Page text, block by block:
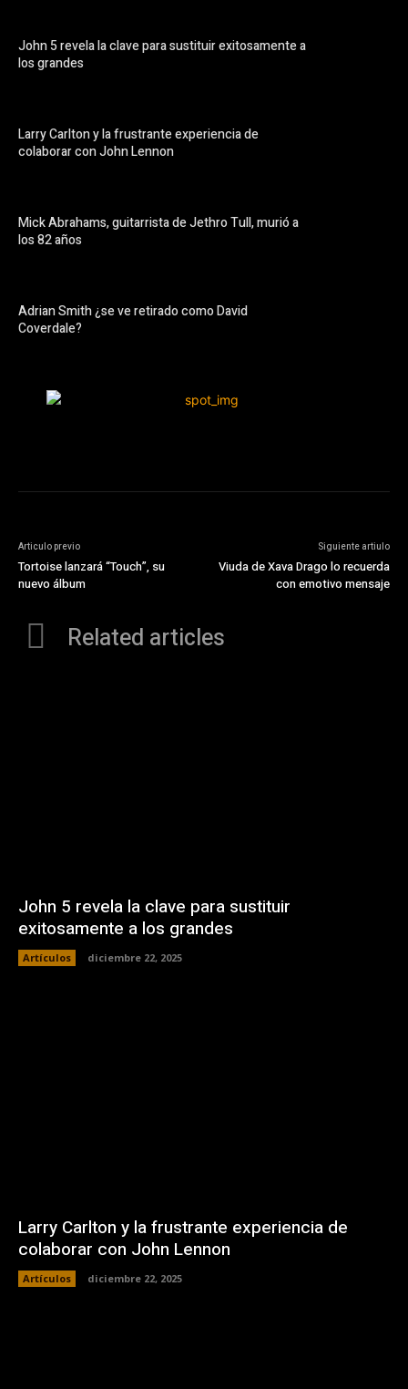
John 5 revela la clave para sustituir exitosamente a
los grandes
Larry Carlton y la frustrante experiencia de
colaborar con John Lennon
Mick Abrahams, guitarrista de Jethro Tull, murió a
los 82 años
Adrian Smith ¿se ve retirado como David
Coverdale?
Articulo previo
Tortoise lanzará “Touch”, su
nuevo álbum
Siguiente artiulo
Viuda de Xava Drago lo recuerda
con emotivo mensaje
Related articles
John 5 revela la clave para sustituir
exitosamente a los grandes
Artículos diciembre 22, 2025
Larry Carlton y la frustrante experiencia de
colaborar con John Lennon
Artículos diciembre 22, 2025